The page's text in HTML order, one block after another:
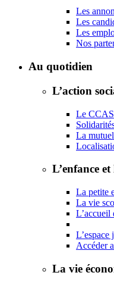
Les
Les
Les
Nos
Au quotidien
L’action
Le CCAS
La
L’enfance et
La petite
La vie
L’accueil
L’espace
Accéder
La vie